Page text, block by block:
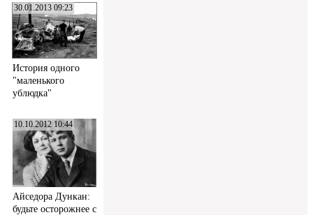
30.01.2013 09:23
История одного
"маленького
ублюдка"
10.10.2012 10:44
Айседора Дункан:
будьте осторожнее с